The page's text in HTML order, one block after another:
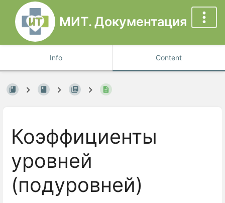
МИТ. Документация
Info Content
Коэффициенты
уровней
(подуровней)